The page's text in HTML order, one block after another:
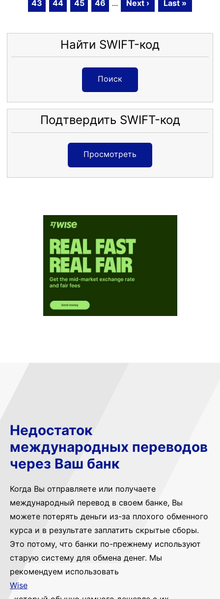
43
44 45 46 ... Next › Last »
Найти SWIFT-код
Поиск
Подтвердить SWIFT-код
Просмотреть
Недостаток
международных переводов
через Ваш банк
Когда Вы отправляете или получаете
международный перевод в своем банке, Вы
можете потерять деньги из-за плохого обменного
курса и в результате заплатить скрытые сборы.
Это потому, что банки по-прежнему используют
старую систему для обмена денег. Мы
рекомендуем использовать
Wise